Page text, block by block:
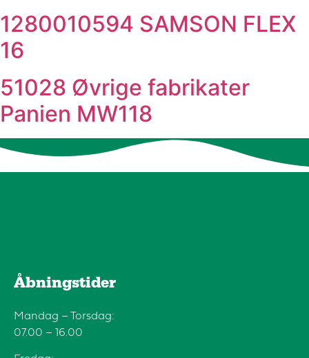
1280010594 SAMSON FLEX
16
51028 Øvrige fabrikater
Panien MW118
Åbningstider
Mandag – Torsdag:
07.00 – 16.00